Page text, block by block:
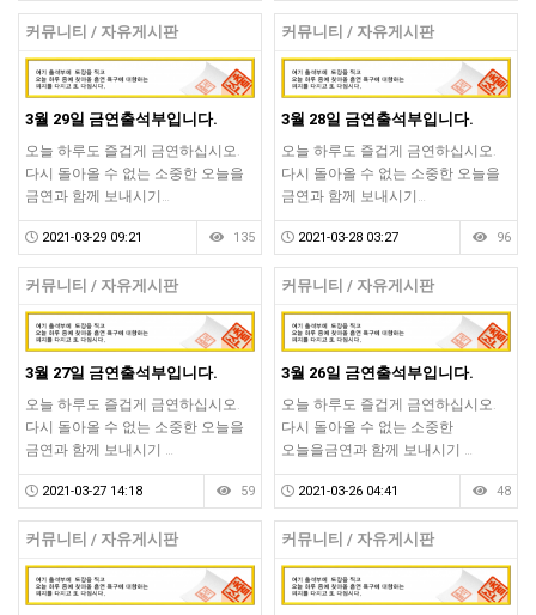
커뮤니티 / 자유게시판
3월 29일 금연출석부입니다.
오늘 하루도 즐겁게 금연하십시오.
다시 돌아올 수 없는 소중한 오늘을
금연과 함께 보내시기…
2021-03-29 09:21 135
커뮤니티 / 자유게시판
3월 28일 금연출석부입니다.
오늘 하루도 즐겁게 금연하십시오.
다시 돌아올 수 없는 소중한 오늘을
금연과 함께 보내시기…
2021-03-28 03:27 96
커뮤니티 / 자유게시판
3월 27일 금연출석부입니다.
오늘 하루도 즐겁게 금연하십시오.
다시 돌아올 수 없는 소중한 오늘을
금연과 함께 보내시기 …
2021-03-27 14:18 59
커뮤니티 / 자유게시판
3월 26일 금연출석부입니다.
오늘 하루도 즐겁게 금연하십시오.
다시 돌아올 수 없는 소중한
오늘을금연과 함께 보내시기 …
2021-03-26 04:41 48
커뮤니티 / 자유게시판 커뮤니티 / 자유게시판